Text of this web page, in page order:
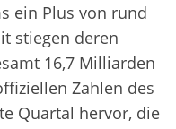
ein Plus von rund
stiegen deren
16,7 Milliarden
Zahlen des
Quartal hervor, die